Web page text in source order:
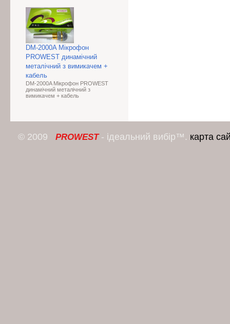
DM-2000A Мікрофон
PROWEST динамічний
металічний з вимикачем +
кабель
DM-2000A Мікрофон PROWEST
динамічний металічний з
вимикачем + кабель
© 2009 PROWEST- ідеальний вибір™. карта